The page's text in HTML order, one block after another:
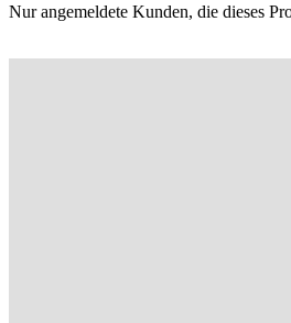
Nur angemeldete Kunden, die dieses